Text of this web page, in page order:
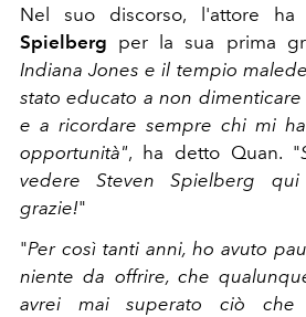
Nel suo discorso, l'attore ha
Spielberg per la sua prima
Indiana Jones e il tempio
stato educato a non
e a ricordare sempre chi mi
opportunità", ha detto Quan. "
vedere Steven Spielberg
grazie!"
"Per così tanti anni, ho avuto
niente da offrire, che
avrei mai superato ciò